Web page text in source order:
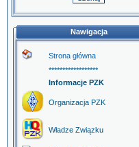
Nawigacja
Strona główna
******************
Informacje PZK
Organizacja PZK
Władze Związku